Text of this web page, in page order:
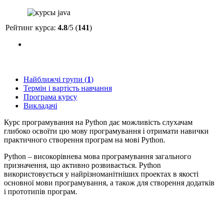
Рейтинг курса: 4.8/5 (141)
Найближчі групи (1)
Термін і вартість навчання
Програма курсу
Викладачі
Курс програмування на Python дає можливість слухачам
глибоко освоїти цю мову програмування і отримати навички
практичного створення програм на мові Python.
Python – високорівнева мова програмування загального
призначення, що активно розвивається. Python
використовується у найрізноманітніших проектах в якості
основної мови програмування, а також для створення додатків
і прототипів програм.